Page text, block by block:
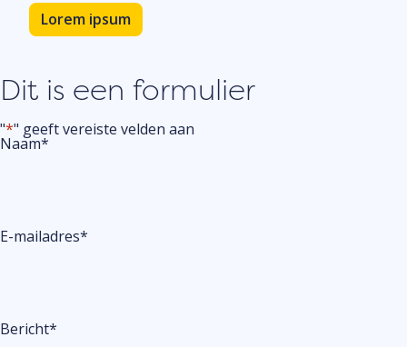
Lorem ipsum
Dit is een formulier
"*" geeft vereiste velden aan
Naam*
E-mailadres*
Bericht*